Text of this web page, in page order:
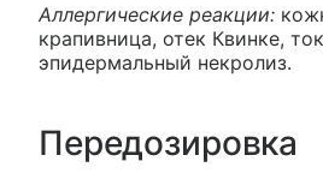
Аллергические реакции:
крапивница, отек Квинке,
эпидермальный некролиз.
Передозировка